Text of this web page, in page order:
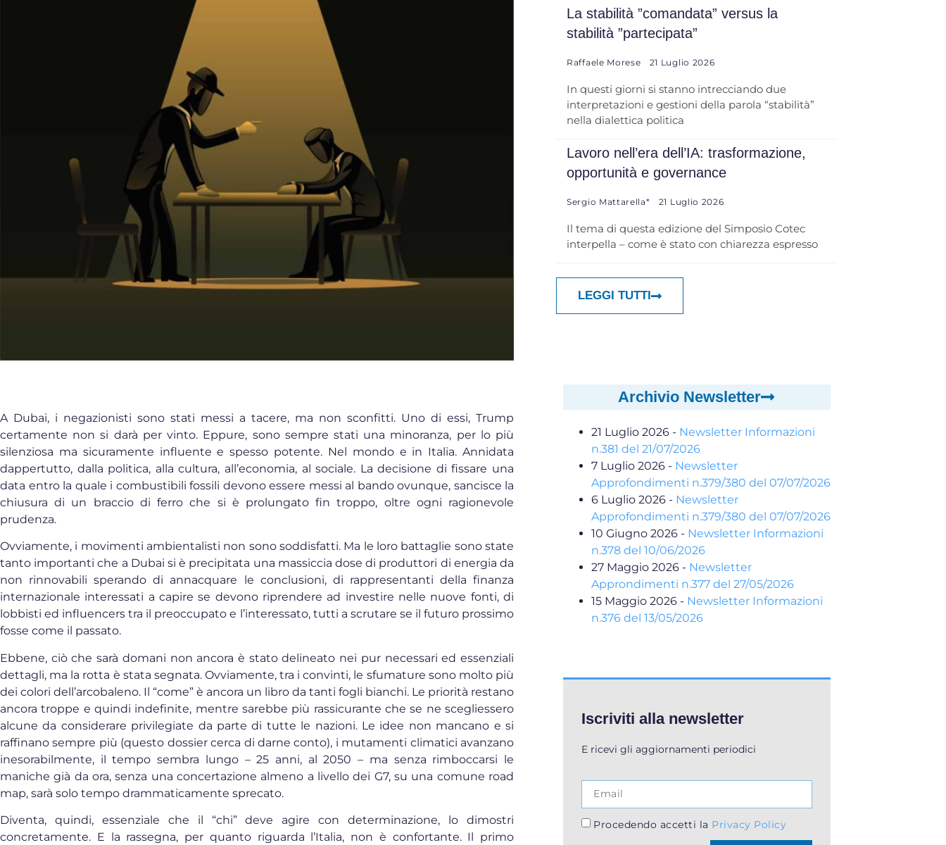
A Dubai, i negazionisti sono stati messi a tacere, ma non sconfitti. Uno di essi, Trump
certamente non si darà per vinto. Eppure, sono sempre stati una minoranza, per lo più
silenziosa ma sicuramente influente e spesso potente. Nel mondo e in Italia. Annidata
dappertutto, dalla politica, alla cultura, all’economia, al sociale. La decisione di fissare una
data entro la quale i combustibili fossili devono essere messi al bando ovunque, sancisce la
chiusura di un braccio di ferro che si è prolungato fin troppo, oltre ogni ragionevole
prudenza.
Ovviamente, i movimenti ambientalisti non sono soddisfatti. Ma le loro battaglie sono state
tanto importanti che a Dubai si è precipitata una massiccia dose di produttori di energia da
non rinnovabili sperando di annacquare le conclusioni, di rappresentanti della finanza
internazionale interessati a capire se devono riprendere ad investire nelle nuove fonti, di
lobbisti ed influencers tra il preoccupato e l’interessato, tutti a scrutare se il futuro prossimo
fosse come il passato.
Ebbene, ciò che sarà domani non ancora è stato delineato nei pur necessari ed essenziali
dettagli, ma la rotta è stata segnata. Ovviamente, tra i convinti, le sfumature sono molto più
dei colori dell’arcobaleno. Il “come” è ancora un libro da tanti fogli bianchi. Le priorità restano
ancora troppe e quindi indefinite, mentre sarebbe più rassicurante che se ne scegliessero
alcune da considerare privilegiate da parte di tutte le nazioni. Le idee non mancano e si
raffinano sempre più (questo dossier cerca di darne conto), i mutamenti climatici avanzano
inesorabilmente, il tempo sembra lungo – 25 anni, al 2050 – ma senza rimboccarsi le
maniche già da ora, senza una concertazione almeno a livello dei G7, su una comune road
map, sarà solo tempo drammaticamente sprecato.
Diventa, quindi, essenziale che il “chi” deve agire con determinazione, lo dimostri
concretamente. E la rassegna, per quanto riguarda l’Italia, non è confortante. Il primo
La stabilità ”comandata” versus la
stabilità ”partecipata”
Raffaele Morese 21 Luglio 2026
In questi giorni si stanno intrecciando due
interpretazioni e gestioni della parola “stabilità”
nella dialettica politica
Lavoro nell’era dell’IA: trasformazione,
opportunità e governance
Sergio Mattarella* 21 Luglio 2026
Il tema di questa edizione del Simposio Cotec
interpella – come è stato con chiarezza espresso
LEGGI TUTTI
Archivio Newsletter
21 Luglio 2026 - Newsletter Informazioni
n.381 del 21/07/2026
7 Luglio 2026 - Newsletter
Approfondimenti n.379/380 del 07/07/2026
6 Luglio 2026 - Newsletter
Approfondimenti n.379/380 del 07/07/2026
10 Giugno 2026 - Newsletter Informazioni
n.378 del 10/06/2026
27 Maggio 2026 - Newsletter
Approndimenti n.377 del 27/05/2026
15 Maggio 2026 - Newsletter Informazioni
n.376 del 13/05/2026
Iscriviti alla newsletter
E ricevi gli aggiornamenti periodici
Procedendo accetti la Privacy Policy